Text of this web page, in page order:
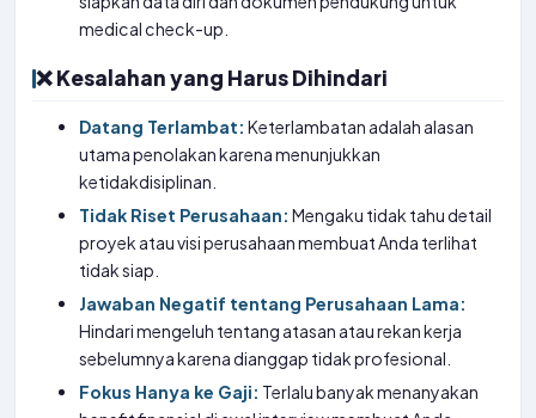
medical check-up.
❌ Kesalahan yang Harus Dihindari
Datang Terlambat: Keterlambatan adalah alasan
utama penolakan karena menunjukkan
ketidakdisiplinan.
Tidak Riset Perusahaan: Mengaku tidak tahu detail
proyek atau visi perusahaan membuat Anda terlihat
tidak siap.
Jawaban Negatif tentang Perusahaan Lama:
Hindari mengeluh tentang atasan atau rekan kerja
sebelumnya karena dianggap tidak profesional.
Fokus Hanya ke Gaji: Terlalu banyak menanyakan